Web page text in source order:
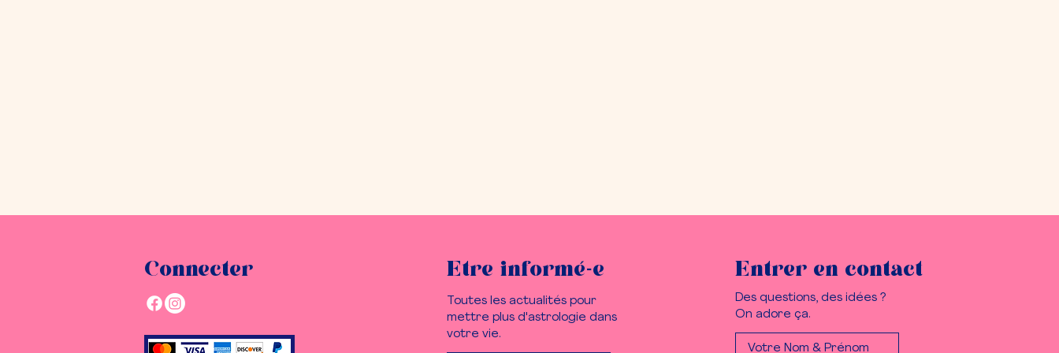
Connecter Etre informé-e
Toutes les actualités pour
mettre plus d'astrologie dans
votre vie.
Entrer en contact
Des questions, des idées ?
On adore ça.